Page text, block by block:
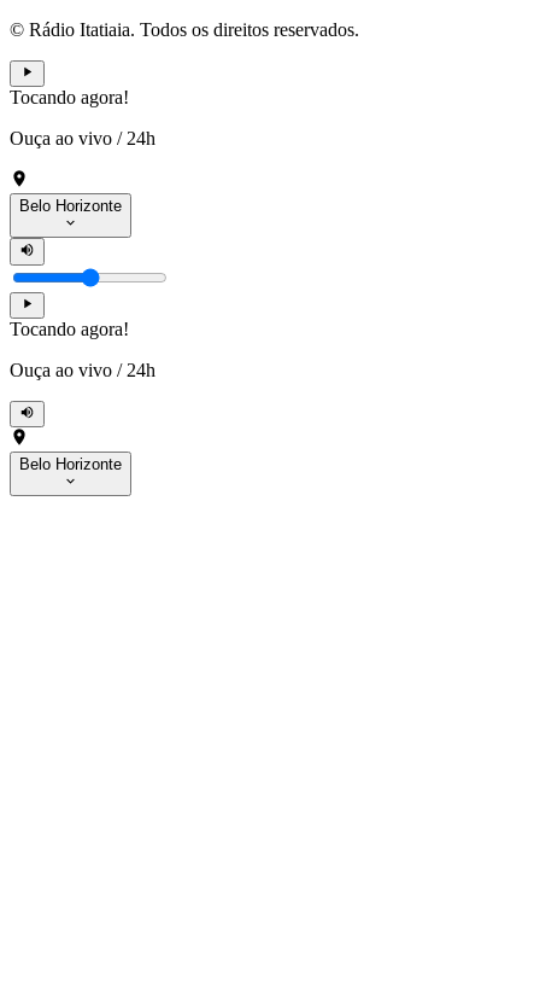
© Rádio Itatiaia. Todos os direitos reservados.
Tocando agora!
Ouça ao vivo / 24h
Belo Horizonte
Tocando agora!
Ouça ao vivo / 24h
Belo Horizonte